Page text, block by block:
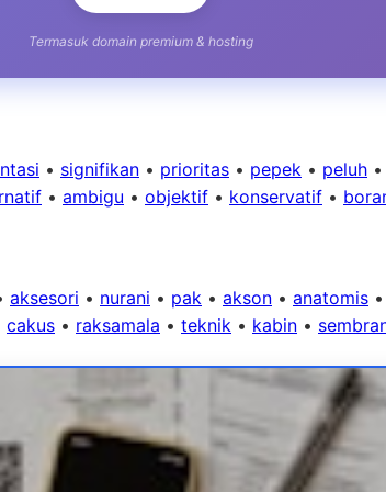
Termasuk domain premium & hosting
• signifikan • prioritas • pepek • peluh •
• ambigu • objektif • konservatif •
aksesori • nurani • pak • akson • anatomis •
cakus • raksamala • teknik • kabin •